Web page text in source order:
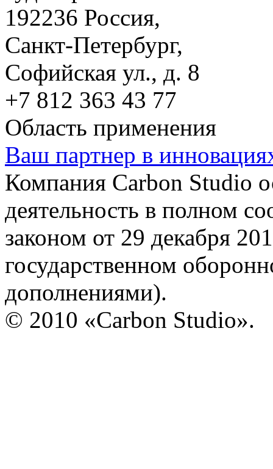
192236 Россия,
Санкт-Петербург,
Софийская ул., д. 8
+7 812 363 43 77
Область применения
Ваш партнер в
Компания Carbon Studio
деятельность в полном
законом от 29 декабря
государственном
дополнениями).
© 2010 «Carbon Studio».